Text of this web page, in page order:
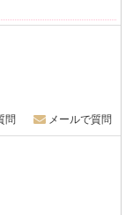
問 メールで質問